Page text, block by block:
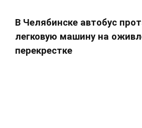
В Челябинске автобус
легковую машину на
перекрестке